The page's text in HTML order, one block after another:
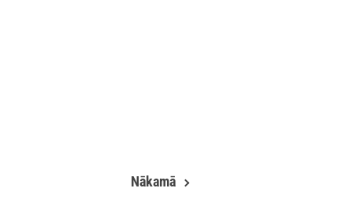
Nākamā